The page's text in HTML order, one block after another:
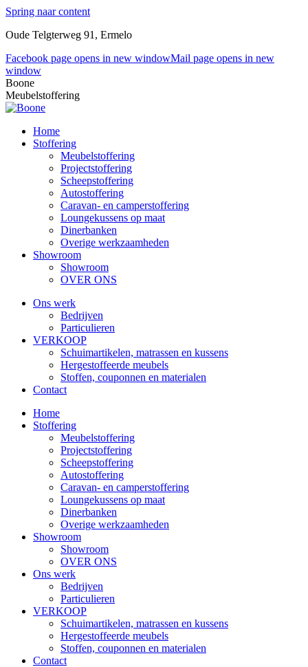
Spring naar content
Oude Telgterweg 91, Ermelo
Facebook page opens in new windowMail page opens in new
window
Boone
Meubelstoffering
Home
Stoffering
Meubelstoffering
Projectstoffering
Scheepstoffering
Autostoffering
Caravan- en camperstoffering
Loungekussens op maat
Dinerbanken
Overige werkzaamheden
Showroom
Showroom
OVER ONS
Ons werk
Bedrijven
Particulieren
VERKOOP
Schuimartikelen, matrassen en kussens
Hergestoffeerde meubels
Stoffen, couponnen en materialen
Contact
Home
Stoffering
Meubelstoffering
Projectstoffering
Scheepstoffering
Autostoffering
Caravan- en camperstoffering
Loungekussens op maat
Dinerbanken
Overige werkzaamheden
Showroom
Showroom
OVER ONS
Ons werk
Bedrijven
Particulieren
VERKOOP
Schuimartikelen, matrassen en kussens
Hergestoffeerde meubels
Stoffen, couponnen en materialen
Contact